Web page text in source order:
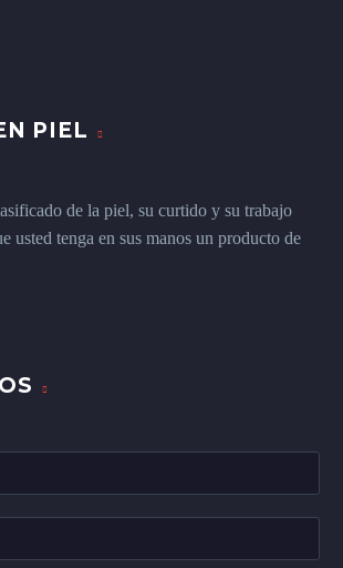
PIEL
de la piel, su curtido y su trabajo
usted tenga en sus manos un producto de